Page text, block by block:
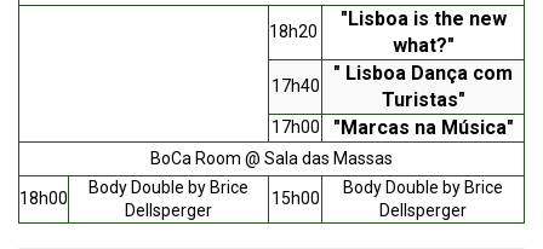
BoCa Room @ Sala das Massas
18h00
Body Double by Brice
Dellsperger
15h00
Body Double by Brice
Dellsperger
18h20
"Lisboa is the new
what?"
17h40
" Lisboa Dança com
Turistas"
17h00 "Marcas na Música"